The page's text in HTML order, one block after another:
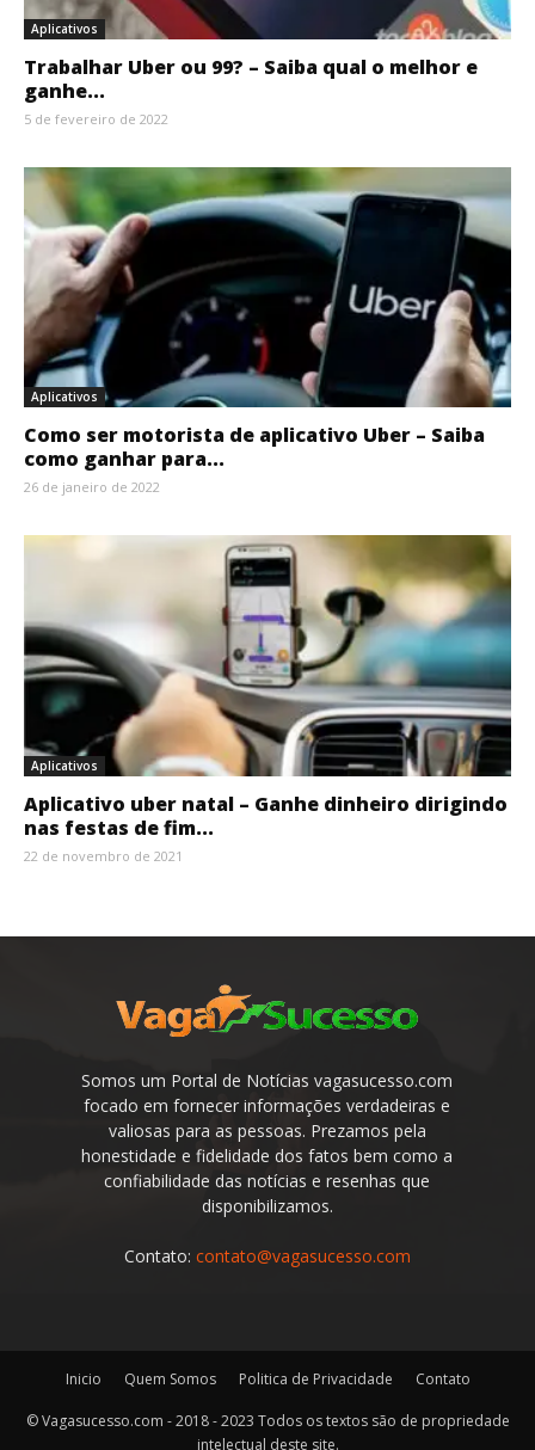
Aplicativos
Trabalhar Uber ou 99? – Saiba qual o melhor e
ganhe...
5 de fevereiro de 2022
Aplicativos
Como ser motorista de aplicativo Uber – Saiba
como ganhar para...
26 de janeiro de 2022
Aplicativos
Aplicativo uber natal – Ganhe dinheiro dirigindo
nas festas de fim...
22 de novembro de 2021
Somos um Portal de Notícias vagasucesso.com
focado em fornecer informações verdadeiras e
valiosas para as pessoas. Prezamos pela
honestidade e fidelidade dos fatos bem como a
confiabilidade das notícias e resenhas que
disponibilizamos.
Contato: contato@vagasucesso.com
Inicio Quem Somos Politica de Privacidade Contato
© Vagasucesso.com - 2018 - 2023 Todos os textos são de propriedade
intelectual deste site.